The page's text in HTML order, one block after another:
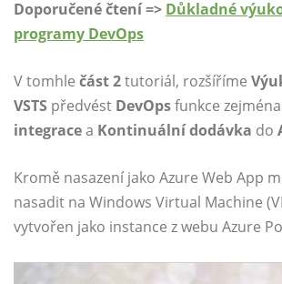
Doporučené čtení => Důkladné
programy DevOps
V tomhle část 2tutoriál, rozšíříme
VSTS předvést DevOpsfunkce zejména
integracea Kontinuální dodávka do
Kromě nasazení jako Azure Web App
nasadit na Windows Virtual Machine
vytvořen jako instance z webu Azure